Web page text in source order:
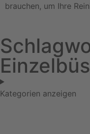
brauchen, um Ihre
Kategorien anzeigen